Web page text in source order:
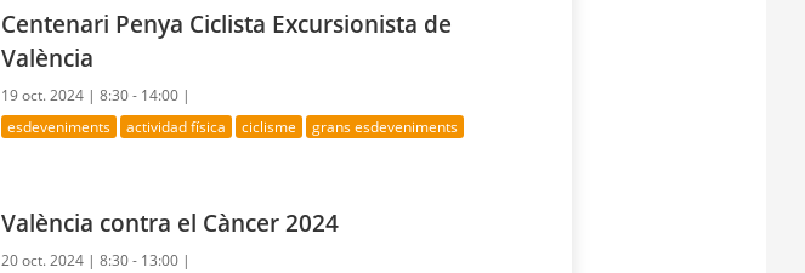
Centenari Penya Ciclista Excursionista de
València
19 oct. 2024 |8:30 - 14:00 |
esdeveniments actividad física ciclisme grans esdeveniments
València contra el Càncer 2024
20 oct. 2024 |8:30 - 13:00 |